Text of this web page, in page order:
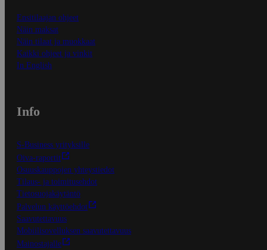
Ensitilaajan ohjeet
Näin maksat
Näin tilaat ja muokkaat
Kaikki ohjeet ja vinkit
In English
Info
S-Business yrityksille
Oiva-raportit
Osuuskauppojen yhteystiedot
Tilaus- ja toimitusehdot
Tietosuojakäytäntö
Palvelun käyttöehdot
Saavutettavuus
Mobiilisovelluksen saavutettavuus
Mainostajalle